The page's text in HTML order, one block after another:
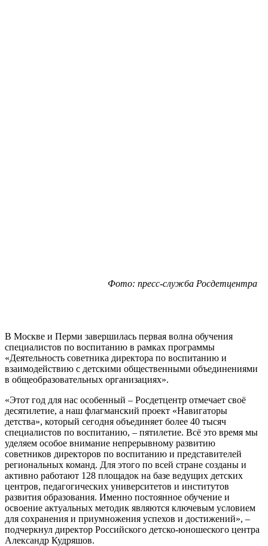
Фото: пресс-служба Росдетцентра
В Москве и Перми завершилась первая волна обучения
специалистов по воспитанию в рамках программы
«Деятельность советника директора по воспитанию и
взаимодействию с детскими общественными объединениями
в общеобразовательных организациях».
«Этот год для нас особенный – Росдетцентр отмечает своё
десятилетие, а наш флагманский проект «Навигаторы
детства», который сегодня объединяет более 40 тысяч
специалистов по воспитанию, – пятилетие. Всё это время мы
уделяем особое внимание непрерывному развитию
советников директоров по воспитанию и представителей
региональных команд. Для этого по всей стране созданы и
активно работают 128 площадок на базе ведущих детских
центров, педагогических университетов и институтов
развития образования. Именно постоянное обучение и
освоение актуальных методик являются ключевым условием
для сохранения и приумножения успехов и достижений», –
подчеркнул директор Российского детско-юношеского центра
Александр Кудряшов.